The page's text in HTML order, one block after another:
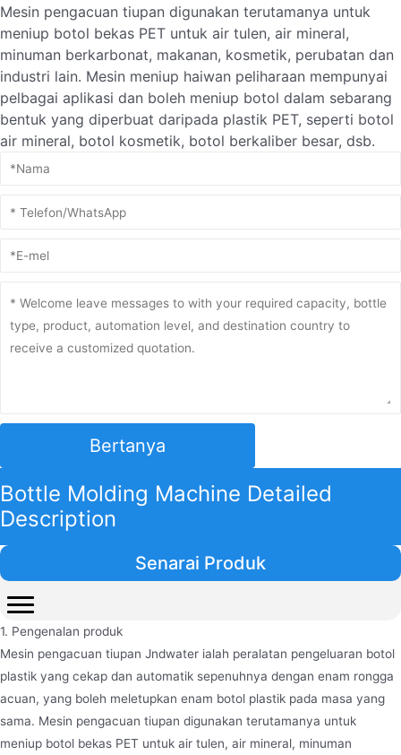
Mesin pengacuan tiupan digunakan terutamanya untuk
meniup botol bekas PET untuk air tulen, air mineral,
minuman berkarbonat, makanan, kosmetik, perubatan dan
industri lain. Mesin meniup haiwan peliharaan mempunyai
pelbagai aplikasi dan boleh meniup botol dalam sebarang
bentuk yang diperbuat daripada plastik PET, seperti botol
air mineral, botol kosmetik, botol berkaliber besar, dsb.
Bertanya
Bottle Molding Machine Detailed
Description
1. Pengenalan produk
Mesin pengacuan tiupan Jndwater ialah peralatan pengeluaran botol
plastik yang cekap dan automatik sepenuhnya dengan enam rongga
acuan, yang boleh meletupkan enam botol plastik pada masa yang
sama. Mesin pengacuan tiupan digunakan terutamanya untuk
meniup botol bekas PET untuk air tulen, air mineral, minuman
Senarai Produk